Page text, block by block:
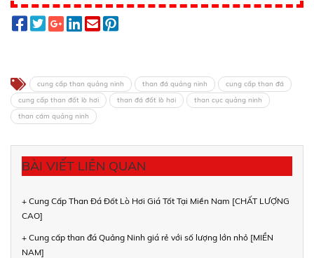
cung cấp than quảng ninh than đá quảng ninh
cung cấp than đá
cung cấp than đốt lò hơi
than đá đốt lò hơi
than cục quảng ninh
than cám quảng ninh
BÀI VIẾT LIÊN QUAN
+ Cung Cấp Than Đá Đốt Lò Hơi Giá Tốt Tại Miền Nam [CHẤT LƯỢNG
CAO]
+ Cung cấp than đá Quảng Ninh giá rẻ với số lượng lớn nhỏ [MIỀN
NAM]